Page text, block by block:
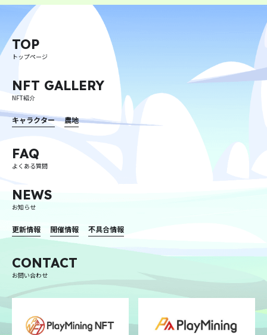
TOP
トップページ
NFT GALLERY
NFT紹介
キャラクター 農地
FAQ
よくある質問
NEWS
お知らせ
更新情報 開催情報 不具合情報
CONTACT
お問い合わせ